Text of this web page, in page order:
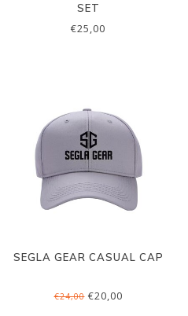
SET
€25,00
SEGLA GEAR CASUAL CAP
€24,00€20,00